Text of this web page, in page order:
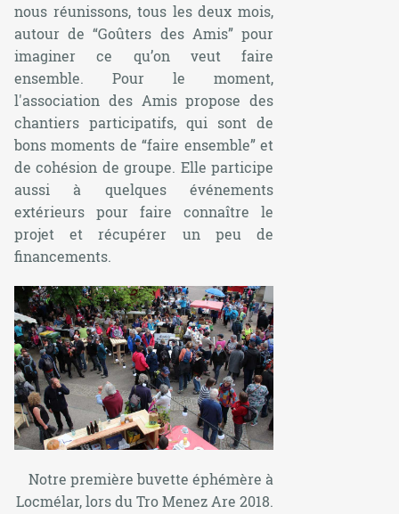
nous réunissons, tous les deux mois,
autour de “Goûters des Amis” pour
imaginer ce qu’on veut faire
ensemble. Pour le moment,
l'association des Amis propose des
chantiers participatifs, qui sont de
bons moments de “faire ensemble” et
de cohésion de groupe. Elle participe
aussi à quelques événements
extérieurs pour faire connaître le
projet et récupérer un peu de
financements.
Notre première buvette éphémère à
Locmélar, lors du Tro Menez Are 2018.